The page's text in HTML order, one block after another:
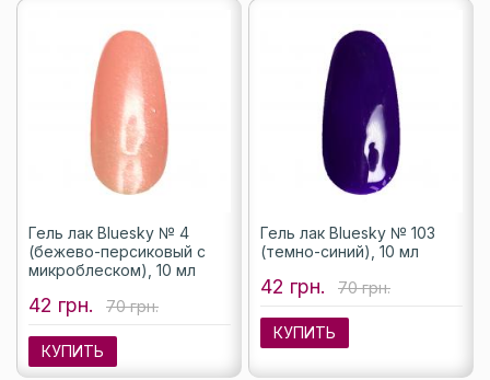
Гель лак Bluesky № 4
(бежево-персиковый с
микроблеском), 10 мл
42 грн. 70 грн.
КУПИТЬ
Гель лак Bluesky № 103
(темно-синий), 10 мл
42 грн. 70 грн.
КУПИТЬ